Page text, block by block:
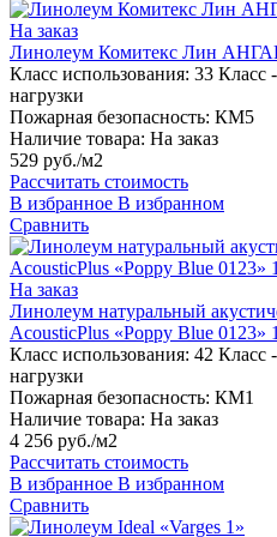
На заказ
Линолеум Комитекс Лин
Класс использования: 33 Класс
нагрузки
Пожарная безопасность: КМ5
Наличие товара: На заказ
529 руб./м2
Рассчитать стоимость
В избранное В избранном
Сравнить
На заказ
Линолеум натуральный
AcousticPlus «Poppy Blue 0123»
Класс использования: 42 Класс
нагрузки
Пожарная безопасность: КМ1
Наличие товара: На заказ
4 256 руб./м2
Рассчитать стоимость
В избранное В избранном
Сравнить